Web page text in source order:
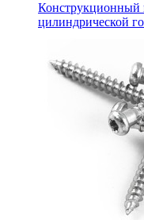
Конструкционный
цилиндрической